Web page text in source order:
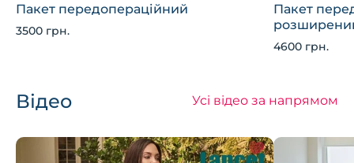
Пакет передопераційний
3500 грн.
Пакет
4600 грн.
Відео Усі відео за напрямом